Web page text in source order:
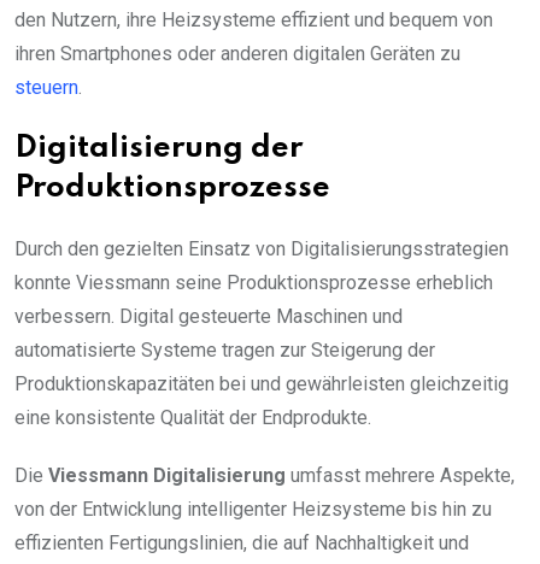
den Nutzern, ihre Heizsysteme effizient und bequem von
ihren Smartphones oder anderen digitalen Geräten zu
steuern.
Digitalisierung der
Produktionsprozesse
Durch den gezielten Einsatz von Digitalisierungsstrategien
konnte Viessmann seine Produktionsprozesse erheblich
verbessern. Digital gesteuerte Maschinen und
automatisierte Systeme tragen zur Steigerung der
Produktionskapazitäten bei und gewährleisten gleichzeitig
eine konsistente Qualität der Endprodukte.
Die Viessmann Digitalisierung umfasst mehrere Aspekte,
von der Entwicklung intelligenter Heizsysteme bis hin zu
effizienten Fertigungslinien, die auf Nachhaltigkeit und